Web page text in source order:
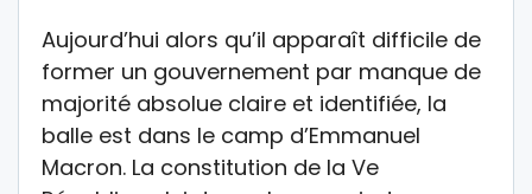
Aujourd’hui alors qu’il apparaît difficile de
former un gouvernement par manque de
majorité absolue claire et identifiée, la
balle est dans le camp d’Emmanuel
Macron. La constitution de la Ve